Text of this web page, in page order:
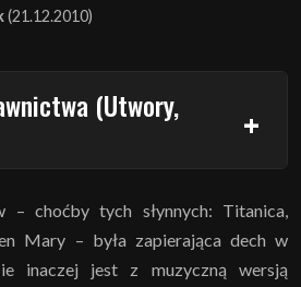
(21.12.2010)
(Utwory,
– choćby tych słynnych: Titanica,
Mary – była zapierająca dech w
inaczej jest z muzyczną wersją